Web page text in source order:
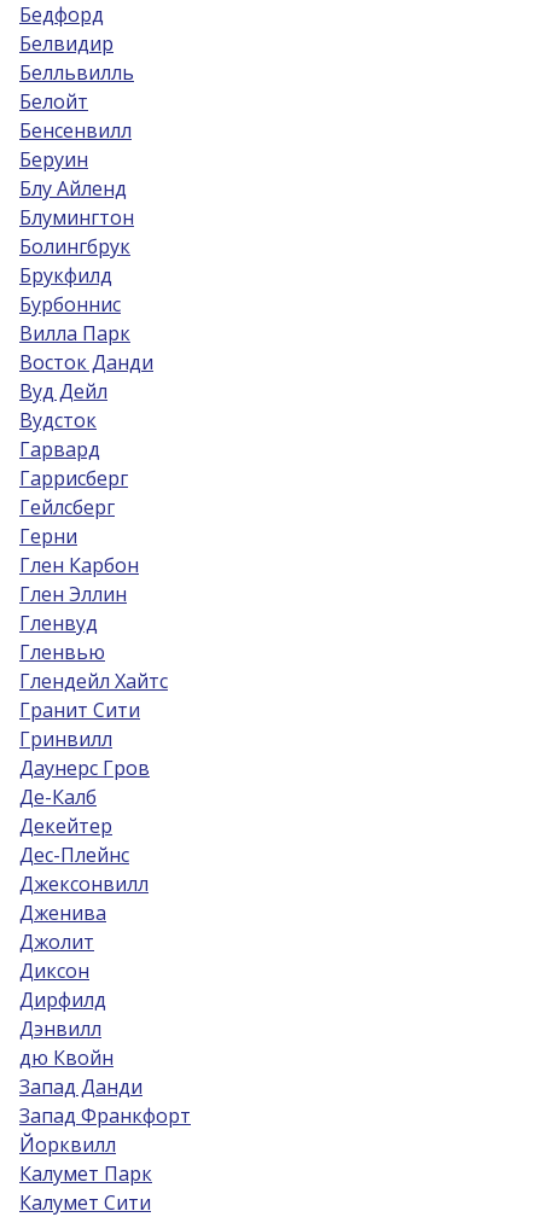
Бедфорд
Белвидир
Белльвилль
Белойт
Бенсенвилл
Беруин
Блу Айленд
Блумингтон
Болингбрук
Брукфилд
Бурбоннис
Вилла Парк
Восток Данди
Вуд Дейл
Вудсток
Гарвард
Гаррисберг
Гейлсберг
Герни
Глен Карбон
Глен Эллин
Гленвуд
Гленвью
Глендейл Хайтс
Гранит Сити
Гринвилл
Даунерс Гров
Де-Калб
Декейтер
Дес-Плейнс
Джексонвилл
Дженива
Джолит
Диксон
Дирфилд
Дэнвилл
дю Квойн
Запад Данди
Запад Франкфорт
Йорквилл
Калумет Парк
Калумет Сити